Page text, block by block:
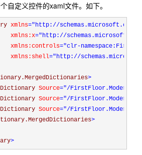
自定义控件的xaml文件。如下。
xmlns="http://schemas.microsoft.com/
xmlns:x
="http://
xmlns:controls
="clr-
xmlns:shell
="http://
>
Source="/
Source="/
Source="/
>
>